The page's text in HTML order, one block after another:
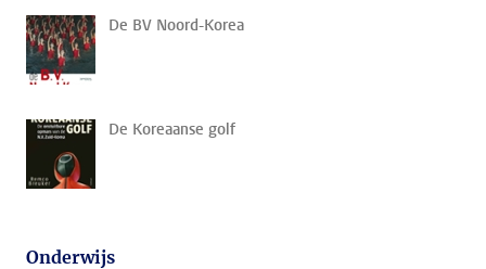
De BV Noord-Korea
De Koreaanse golf
Onderwijs